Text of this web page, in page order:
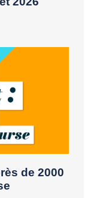
de 2000